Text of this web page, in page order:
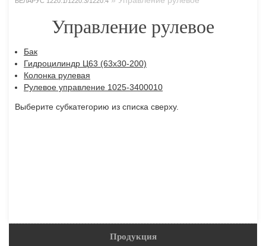
Управление рулевое
Бак
Гидроцилиндр Ц63 (63x30-200)
Колонка рулевая
Рулевое управление 1025-3400010
Выберите субкатегорию из списка сверху.
Продукция